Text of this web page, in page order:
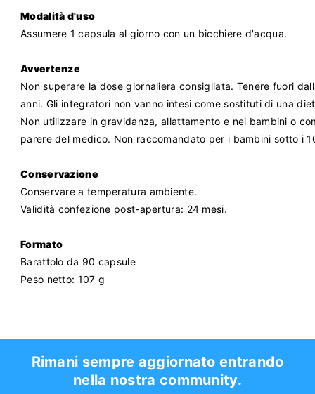
Modalità d'uso
Assumere 1 capsula al giorno con un bicchiere d'acqua.
Avvertenze
Non superare la dose giornaliera consigliata. Tenere fuori
anni. Gli integratori non vanno intesi come sostituti di una
Non utilizzare in gravidanza, allattamento e nei bambini o
parere del medico. Non raccomandato per i bambini sotto i
Conservazione
Conservare a temperatura ambiente.
Validità confezione post-apertura: 24 mesi.
Formato
Barattolo da 90 capsule
Peso netto: 107 g
Rimani sempre aggiornato entrando
nella nostra community.